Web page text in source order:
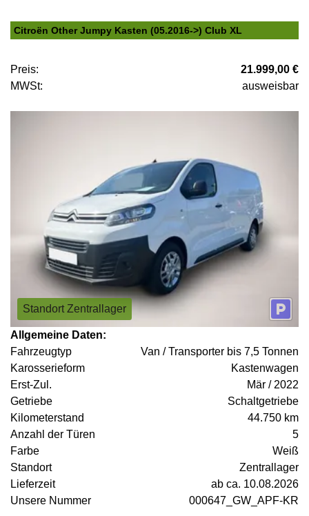
Citroën Other Jumpy Kasten (05.2016->) Club XL
Preis:
21.999,00 €
MWSt:
ausweisbar
Standort Zentrallager
Allgemeine Daten:
Fahrzeugtyp
Van / Transporter bis 7,5 Tonnen
Karosserieform
Kastenwagen
Erst-Zul.
Mär / 2022
Getriebe
Schaltgetriebe
Kilometerstand
44.750 km
Anzahl der Türen
5
Farbe
Weiß
Standort
Zentrallager
Lieferzeit
ab ca. 10.08.2026
Unsere Nummer
000647_GW_APF-KR